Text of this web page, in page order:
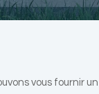
vous fournir